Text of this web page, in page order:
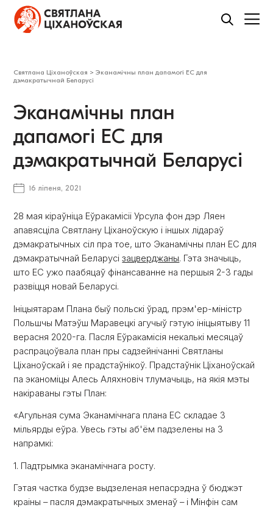
Святлана Ціханоўская >Эканамічны план дапамогі ЕС для
дэмакратычнай Беларусі
Эканамічны план
дапамогі ЕС для
дэмакратычнай Беларусі
16 ліпеня, 2021
28 мая кіраўніца Еўракамісіі Урсула фон дэр Ляен
апавясціла Святлану Ціханоўскую і іншых лідараў
дэмакратычных сіл пра тое, што Эканамічны план ЕС для
дэмакратычнай Беларусізацверджаны. Гэта значыць,
што ЕС ужо паабяцаў фінансаванне на першыя 2-3 гады
развіцця новай Беларусі.
Ініцыятарам Плана быў польскі ўрад, прэм'ер-міністр
Польшчы Матэўш Маравецкі агучыў гэтую ініцыятыву 11
верасня 2020-га. Пасля Еўракамісія некалькі месяцаў
распрацоўвала план пры садзейнічанні Святланы
Ціханоўскай і яе прадстаўнікоў. Прадстаўнік Ціханоўскай
па эканоміцы Алесь Аляхновіч тлумачыць, на якія мэты
накіраваны гэты План:
«Агульная сума Эканамічнага плана ЕС складае 3
мільярды еўра. Увесь гэты аб'ём падзелены на 3
напрамкі:
1. Падтрымка эканамічнага росту.
Гэтая частка будзе выдзеленая непасрэдна ў бюджэт
краіны – пасля дэмакратычных зменаў – і Мінфін сам